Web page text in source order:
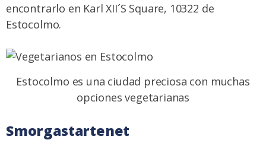
encontrarlo en Karl XII´S Square, 10322 de
Estocolmo.
Estocolmo es una ciudad preciosa con muchas
opciones vegetarianas
Smorgastartenet